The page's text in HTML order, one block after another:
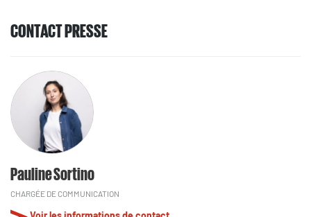
CONTACT PRESSE
Pauline Sortino
CHARGÉE DE COMMUNICATION